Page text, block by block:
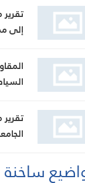
إلى
ساخنة